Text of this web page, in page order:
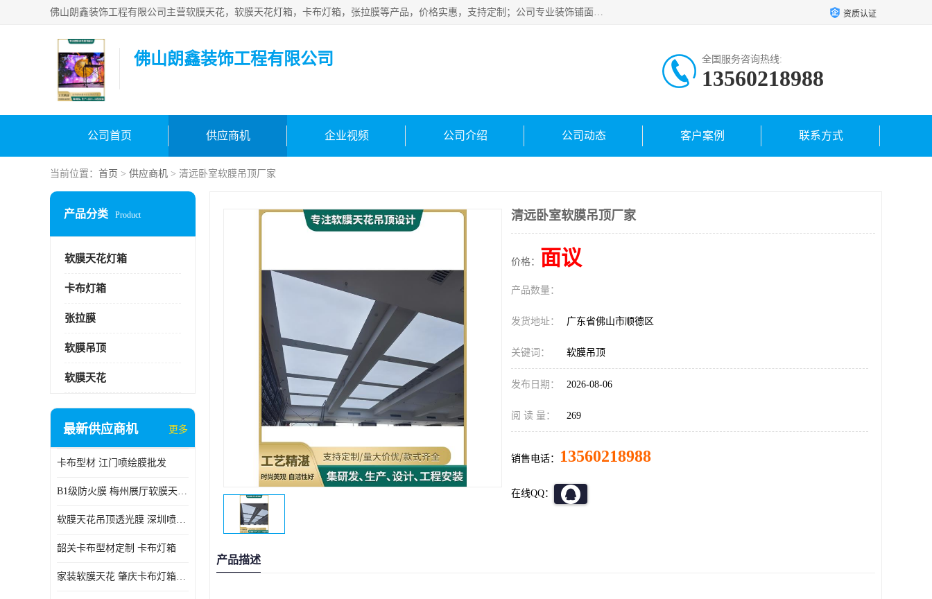
佛山朗鑫装饰工程有限公司主营软膜天花，软膜天花灯箱，卡布灯箱，张拉膜等产品，价格实惠，支持定制；公司专业装饰铺面，家居，会展特装，软膜等工程，技能精良人员，安装快、价格合理，质量保证、热诚与各方有识人士合作，欢迎新老客户来电咨询。 资质认证
佛山朗鑫装饰工程有限公司 全国服务咨询热线:
13560218988
公司首页 供应商机 企业视频 公司介绍 公司动态 客户案例 联系方式
当前位置： 首页 > 供应商机 > 清远卧室软膜吊顶厂家
产品分类 Product
软膜天花灯箱
卡布灯箱
张拉膜
软膜吊顶
软膜天花
最新供应商机 更多
卡布型材 江门喷绘膜批发
B1级防火膜 梅州展厅软膜天花批发
软膜天花吊顶透光膜 深圳喷绘膜批发
韶关卡布型材定制 卡布灯箱
家装软膜天花 肇庆卡布灯箱批发
清远卧室软膜吊顶厂家
价格： 面议
产品数量：
发货地址： 广东省佛山市顺德区
关键词： 软膜吊顶
发布日期： 2026-08-06
阅 读 量： 269
销售电话： 13560218988
在线QQ：
产品描述